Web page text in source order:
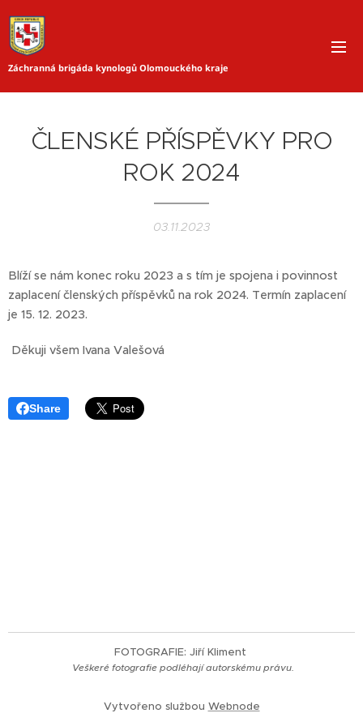
Záchranná brigáda kynologů Olomouckého kraje
ČLENSKÉ PŘÍSPĚVKY PRO
ROK 2024
03.11.2023
Blíží se nám konec roku 2023 a s tím je spojena i povinnost
zaplacení členských příspěvků na rok 2024. Termín zaplacení
je 15. 12. 2023.
Děkuji všem Ivana Valešová
Share
FOTOGRAFIE: Jiří Kliment
Veškeré fotografie podléhají autorskému právu.
Vytvořeno službou Webnode